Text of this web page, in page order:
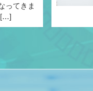
ってきま
[…]